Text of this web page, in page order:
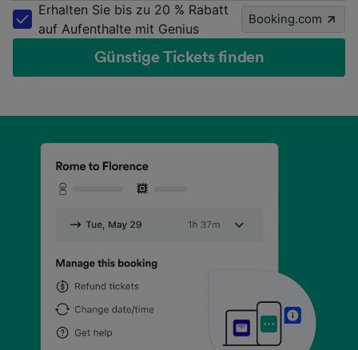
Erhalten Sie bis zu 20 % Rabatt
auf Aufenthalte mit Genius
Booking.com
Günstige Tickets finden